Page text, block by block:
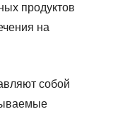
продуктов
на
собой